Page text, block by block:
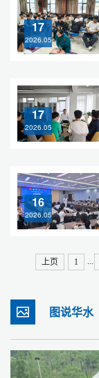
17
2026.05
17
2026.05
16
2026.05
上页 1 ...
图说华水